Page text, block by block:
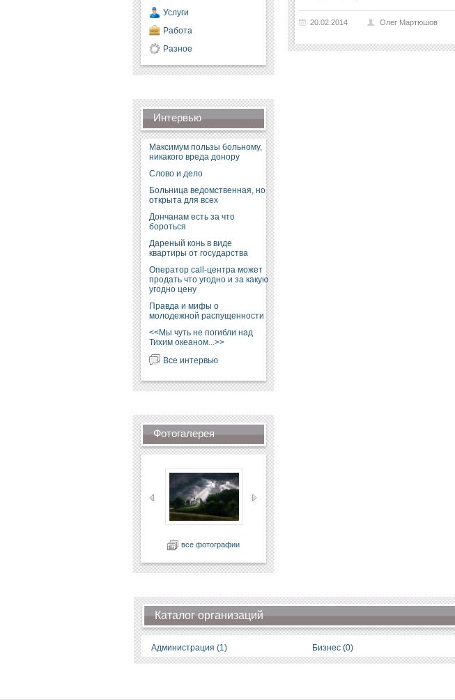
Услуги
Работа
Разное
Интервью
Максимум пользы больному,
никакого вреда донору
Слово и дело
Больница ведомственная, но
открыта для всех
Дончанам есть за что
бороться
Дареный конь в виде
квартиры от государства
Оператор call-центра может
продать что угодно и за какую
угодно цену
Правда и мифы о
молодежной распущенности
<<Мы чуть не погибли над
Тихим океаном...>>
Все интервью
Фотогалерея
все фотографии
20.02.2014 Олег Мартюшов
Каталог организаций
Администрация (1) Бизнес (0)